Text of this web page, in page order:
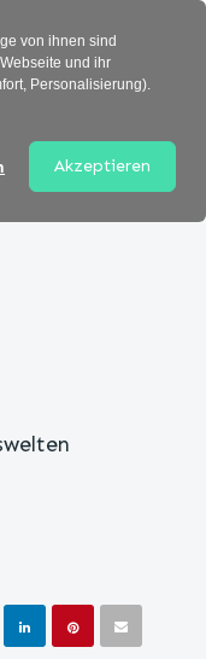
von ihnen sind
und ihr
Personalisierung).
Akzeptieren